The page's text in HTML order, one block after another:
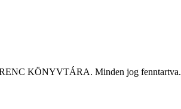
KÖNYVTÁRA. Minden jog fenntartva.